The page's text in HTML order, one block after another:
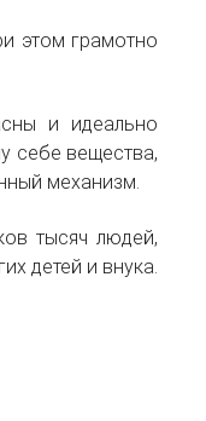
этом грамотно
и идеально
себе вещества,
механизм.
тысяч людей,
детей и внука.